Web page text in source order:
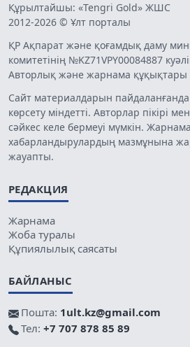
Құрылтайшы: «Tengri Gold» ЖШС
2012-2026 © Ұлт порталы
ҚР Ақпарат және қоғамдық даму
комитетінің №KZ71VPY00084887
Авторлық және жарнама құқықтары
Сайт материалдарын пайдаланғанда
көрсету міндетті. Авторлар пікірі
сәйкес келе бермеуі мүмкін.
хабарландырулардың мазмұнына
жауапты.
РЕДАКЦИЯ
Жарнама
Жоба туралы
Құпиялылық саясаты
БАЙЛАНЫС
Пошта: 1ult.kz@gmail.com
Тел: +7 707 878 85 89